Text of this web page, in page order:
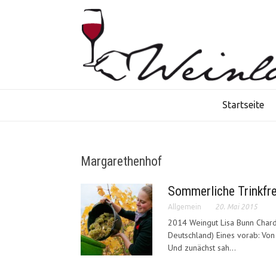
Startseite
Margarethenhof
Sommerliche
Allgemein 20. Mai 2015
2014 Weingut Lisa Bunn
Deutschland) Eines vorab:
Und zunächst sah...